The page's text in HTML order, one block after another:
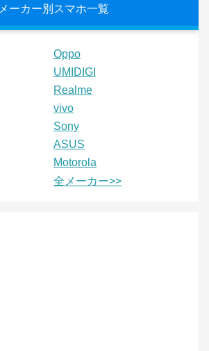
メーカー別スマホ一覧
Oppo
UMIDIGI
Realme
vivo
Sony
ASUS
Motorola
全メーカー>>